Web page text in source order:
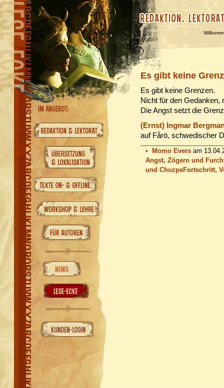
Es gibt keine
Es gibt keine Grenzen.
Nicht für den Gedanken,
Die Angst setzt die
(Ernst) Ingmar
auf Fårö, schwedischer
• Momo Evers am
Angst, Zögern und
und ChuzpeFortschritt,